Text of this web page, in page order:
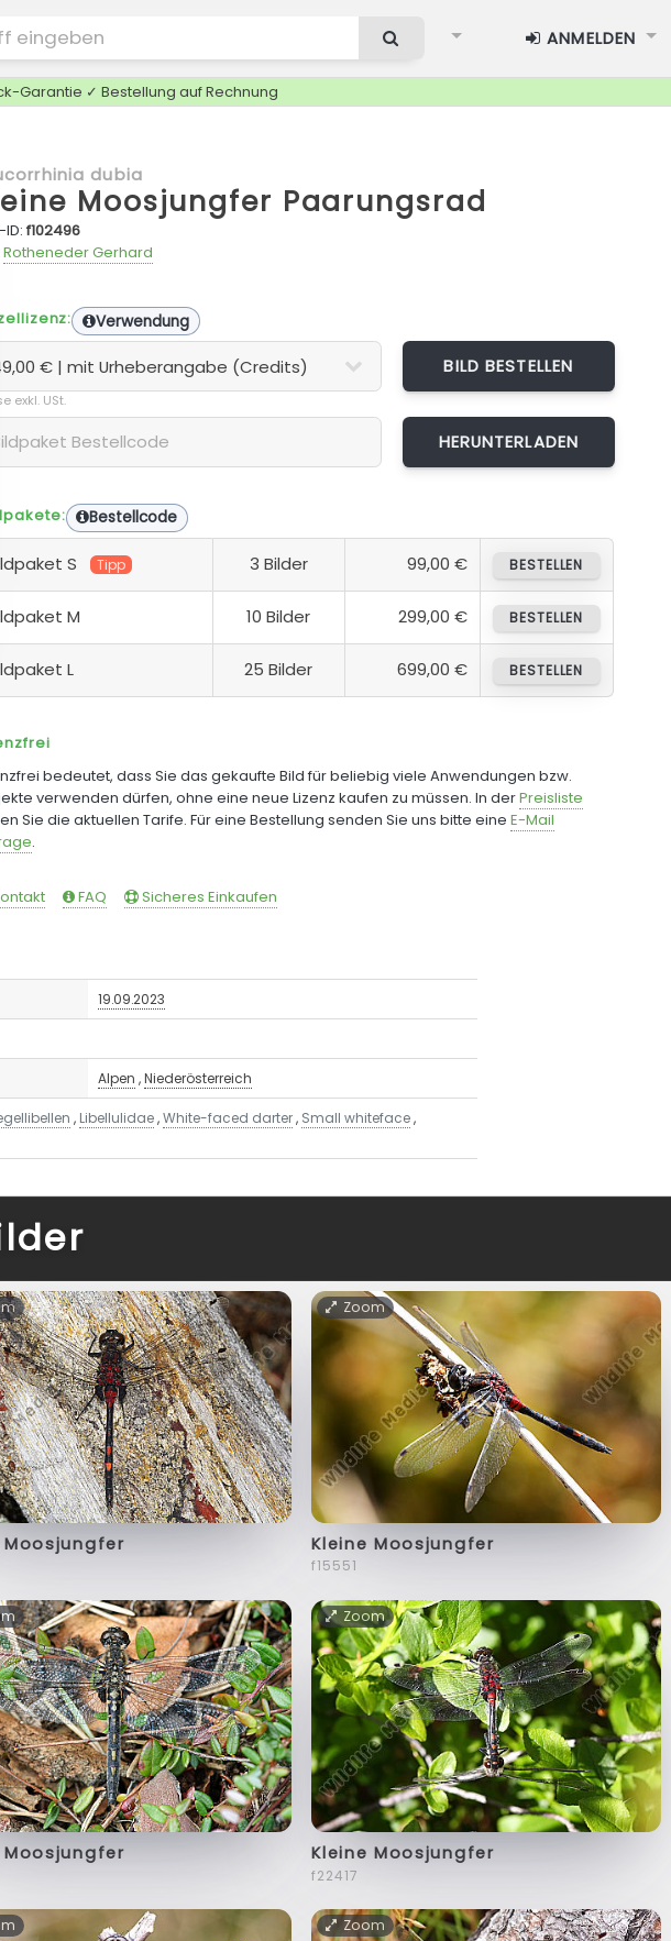
ANMELDEN
Garantie ✓ Bestellung auf Rechnung
dubia
Moosjungfer Paarungsrad
ID:f102496
Rotheneder Gerhard
Verwendung
BILD BESTELLEN
exkl. USt.
Bestellcode
S Tipp 3 Bilder 99,00 € BESTELLEN
M 10 Bilder 299,00 € BESTELLEN
L 25 Bilder 699,00 € BESTELLEN
bedeutet, dass Sie das gekaufte Bild für beliebig viele Anwendungen bzw.
verwenden dürfen, ohne eine neue Lizenz kaufen zu müssen. In derPreisliste
Sie die aktuellen Tarife. Für eine Bestellung senden Sie uns bitte eine E-Mail
.
FAQ Sicheres Einkaufen
19.09.2023
Alpen ,Niederösterreich
, Libellulidae,White-faced darter, Small whiteface,
Moosjungfer
Zoom
Kleine Moosjungfer
f15551
Moosjungfer
Zoom
Kleine Moosjungfer
f22417
Zoom